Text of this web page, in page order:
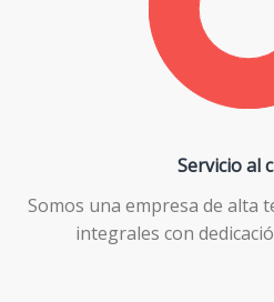
Servicio al
Somos una empresa de alta
integrales con